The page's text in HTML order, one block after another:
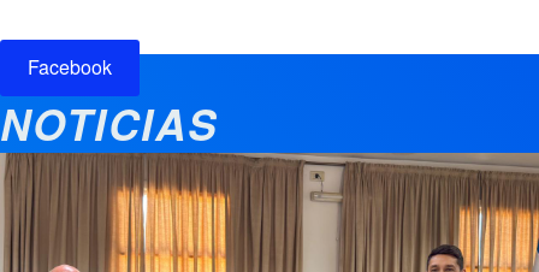
Facebook
NOTICIAS